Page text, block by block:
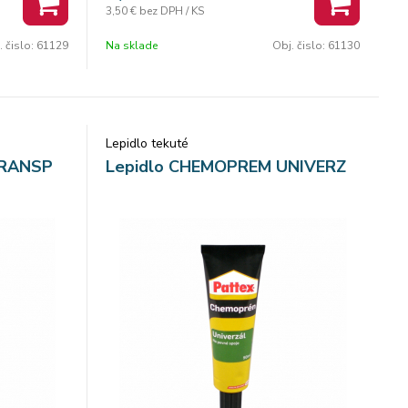
čislo: 61129
Objem: 200 ml. Balenie: 12 ks.
3,50 € bez DPH / KS
Na sklade Obj. čislo: 61130
Lepidlo tekuté
Lepidlo CHEMOPREM UNIVERZ